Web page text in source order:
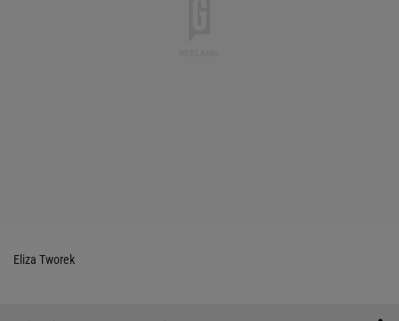
Eliza Tworek